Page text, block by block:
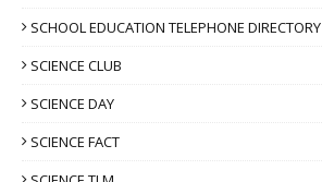
SCHOOL EDUCATION TELEPHONE DIRECTORY
SCIENCE CLUB
SCIENCE DAY
SCIENCE FACT